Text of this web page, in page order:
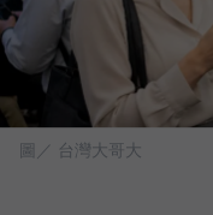
圖／ 台灣大哥大